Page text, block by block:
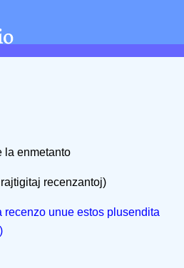
la enmetanto
recenzantoj)
unue estos plusendita